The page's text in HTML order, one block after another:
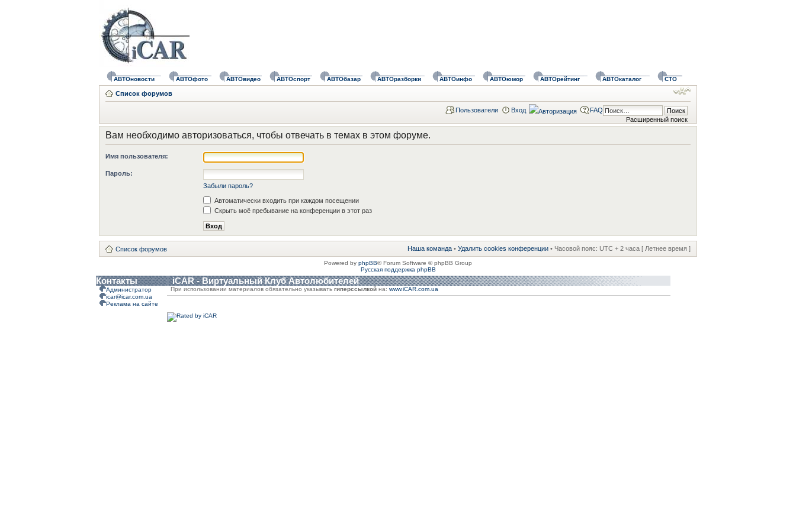
АВТОновости АВТОфото АВТОвидео АВТОспорт АВТОбазар АВТОразборки АВТОинфо АВТОюмор АВТОрейтинг АВТОкаталог СТО
Список форумов
Расширенный поиск
Пользователи Вход FAQ
Вам необходимо авторизоваться, чтобы отвечать в темах в этом форуме.
Имя пользователя:
Пароль:
Забыли пароль?
Автоматически входить при каждом посещении
Скрыть моё пребывание на конференции в этот раз
Список форумов Наша команда • Удалить cookies конференции • Часовой пояс: UTC + 2 часа [ Летнее время ]
Powered by phpBB® Forum Software © phpBB Group
Русская поддержка phpBB
Контакты iCAR - Виртуальный Клуб Автолюбителей
Администратор
icar@icar.com.ua
Реклама на сайте
При использовании материалов обязательно указывать гиперссылкой на: www.iCAR.com.ua